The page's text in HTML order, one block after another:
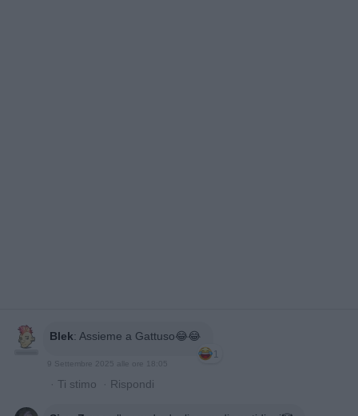
Blek: Assieme a Gattuso😂😂
1
· Ti stimo · Rispondi